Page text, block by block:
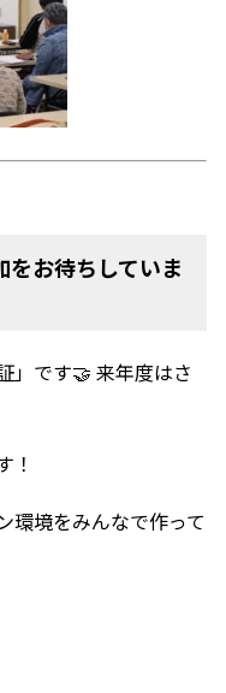
お待ちしていま
」です🤝 来年度はさ
！
環境をみんなで作って